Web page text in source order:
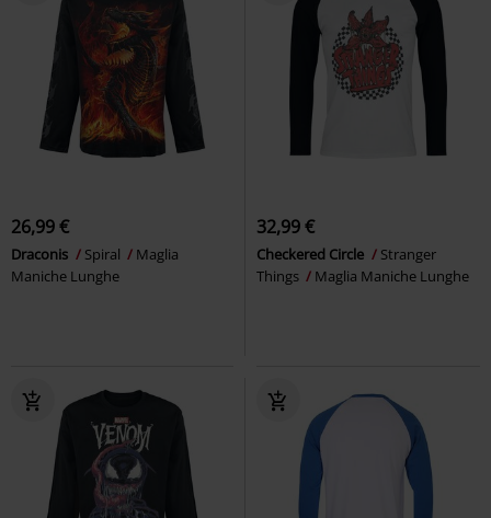
26,99 €
Draconis Spiral
Maglia
Maniche Lunghe
32,99 €
Checkered Circle
Stranger
Things
Maglia Maniche Lunghe